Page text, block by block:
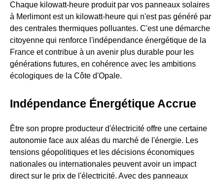
Chaque kilowatt-heure produit par vos panneaux solaires
à Merlimont est un kilowatt-heure qui n'est pas généré par
des centrales thermiques polluantes. C'est une démarche
citoyenne qui renforce l'indépendance énergétique de la
France et contribue à un avenir plus durable pour les
générations futures, en cohérence avec les ambitions
écologiques de la Côte d'Opale.
Indépendance Énergétique Accrue
Être son propre producteur d'électricité offre une certaine
autonomie face aux aléas du marché de l'énergie. Les
tensions géopolitiques et les décisions économiques
nationales ou internationales peuvent avoir un impact
direct sur le prix de l'électricité. Avec des panneaux